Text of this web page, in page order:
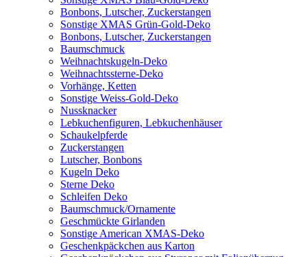
Bonbons, Lutscher, Zuckerstangen
Sonstige XMAS Grün-Gold-Deko
Bonbons, Lutscher, Zuckerstangen
Baumschmuck
Weihnachtskugeln-Deko
Weihnachtssterne-Deko
Vorhänge, Ketten
Sonstige Weiss-Gold-Deko
Nussknacker
Lebkuchenfiguren, Lebkuchenhäuser
Schaukelpferde
Zuckerstangen
Lutscher, Bonbons
Kugeln Deko
Sterne Deko
Schleifen Deko
Baumschmuck/Ornamente
Geschmückte Girlanden
Sonstige American XMAS-Deko
Geschenkpäckchen aus Karton